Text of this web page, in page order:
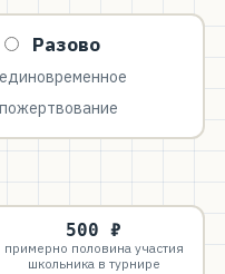
Разово
единовременное
пожертвование
500 ₽
примерно половина участия
школьника в турнире